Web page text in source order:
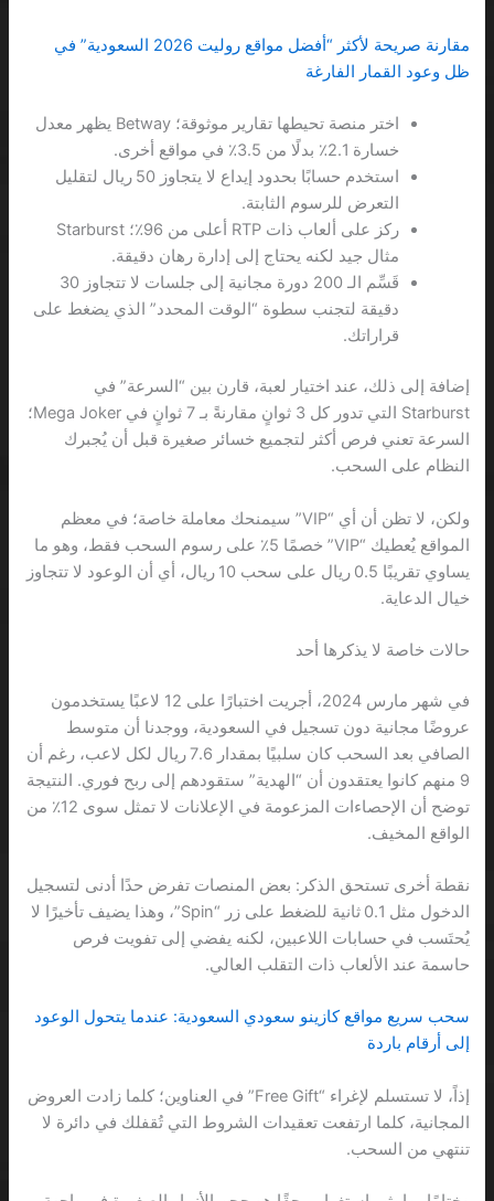
مقارنة صريحة لأكثر “أفضل مواقع روليت 2026 السعودية” في
ظل وعود القمار الفارغة
اختر منصة تحيطها تقارير موثوقة؛ Betway يظهر معدل
خسارة 2.1٪ بدلًا من 3.5٪ في مواقع أخرى.
استخدم حسابًا بحدود إيداع لا يتجاوز 50 ريال لتقليل
التعرض للرسوم الثابتة.
ركز على ألعاب ذات RTP أعلى من 96٪؛ Starburst
مثال جيد لكنه يحتاج إلى إدارة رهان دقيقة.
قَسِّم الـ 200 دورة مجانية إلى جلسات لا تتجاوز 30
دقيقة لتجنب سطوة “الوقت المحدد” الذي يضغط على
قراراتك.
إضافة إلى ذلك، عند اختيار لعبة، قارن بين “السرعة” في
Starburst التي تدور كل 3 ثوانٍ مقارنةً بـ 7 ثوانٍ في Mega Joker؛
السرعة تعني فرص أكثر لتجميع خسائر صغيرة قبل أن يُجبرك
النظام على السحب.
ولكن، لا تظن أن أي “VIP” سيمنحك معاملة خاصة؛ في معظم
المواقع يُعطيك “VIP” خصمًا 5٪ على رسوم السحب فقط، وهو ما
يساوي تقريبًا 0.5 ريال على سحب 10 ريال، أي أن الوعود لا تتجاوز
خيال الدعاية.
حالات خاصة لا يذكرها أحد
في شهر مارس 2024، أجريت اختبارًا على 12 لاعبًا يستخدمون
عروضًا مجانية دون تسجيل في السعودية، ووجدنا أن متوسط
الصافي بعد السحب كان سلبيًا بمقدار 7.6 ريال لكل لاعب، رغم أن
9 منهم كانوا يعتقدون أن “الهدية” ستقودهم إلى ربح فوري. النتيجة
توضح أن الإحصاءات المزعومة في الإعلانات لا تمثل سوى 12٪ من
الواقع المخيف.
نقطة أخرى تستحق الذكر: بعض المنصات تفرض حدًا أدنى لتسجيل
الدخول مثل 0.1 ثانية للضغط على زر “Spin”، وهذا يضيف تأخيرًا لا
يُحتَسب في حسابات اللاعبين، لكنه يفضي إلى تفويت فرص
حاسمة عند الألعاب ذات التقلب العالي.
سحب سريع مواقع كازينو سعودي السعودية: عندما يتحول الوعود
إلى أرقام باردة
إذاً، لا تستسلم لإغراء “Free Gift” في العناوين؛ كلما زادت العروض
المجانية، كلما ارتفعت تعقيدات الشروط التي تُقفلك في دائرة لا
تنتهي من السحب.